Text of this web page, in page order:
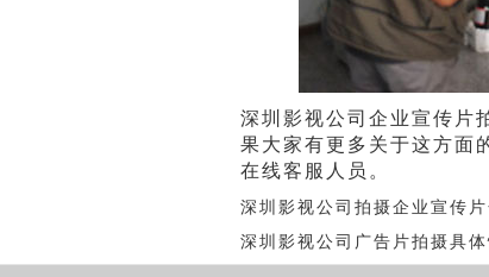
深圳影视公司企业宣传片
果大家有更多关于这方面
在线客服人员。
深圳影视公司拍摄企业宣传
深圳影视公司广告片拍摄具